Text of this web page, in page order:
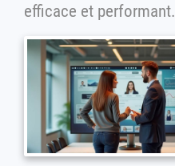
efficace et performant.